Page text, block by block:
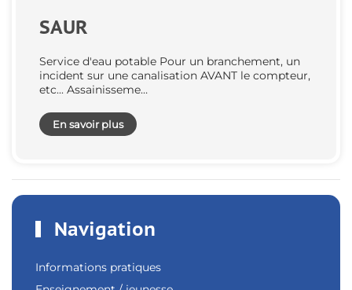
SAUR
Service d'eau potable Pour un branchement, un
incident sur une canalisation AVANT le compteur,
etc... Assainisseme…
En savoir plus
Navigation
Informations pratiques